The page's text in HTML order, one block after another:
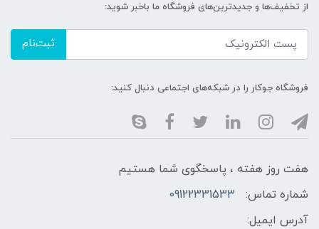
از تخفیف‌ها و جدیدترین‌های فروشگاه ما باخبر شوید:
ثبت‌نام
فروشگاه جوکار را در شبکه‌های اجتماعی دنبال کنید:
هفت روز هفته ، پاسخگوی شما هستیم
شماره تماس:
09122331533
آدرس ایمیل: